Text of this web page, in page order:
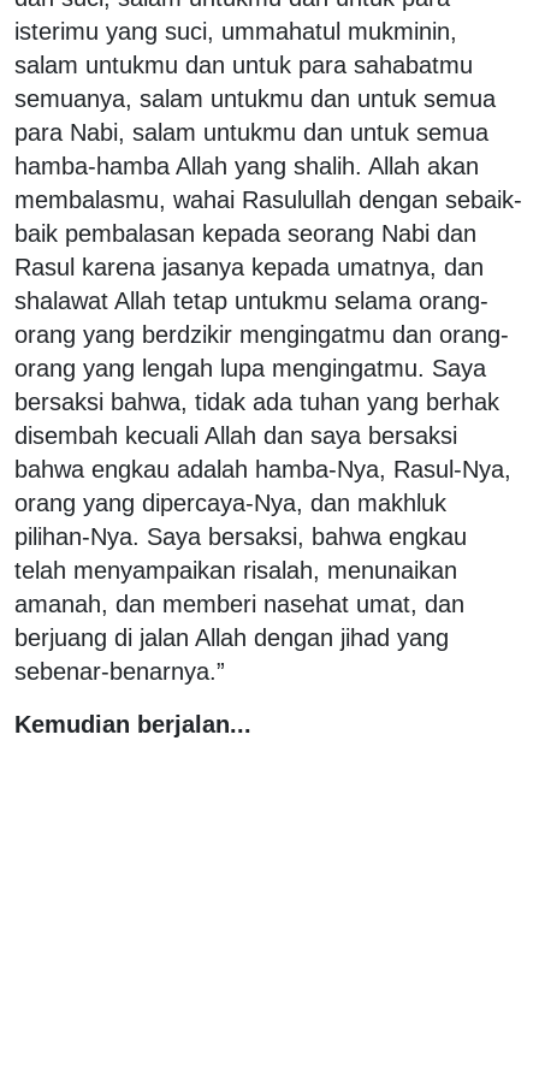
isterimu yang suci, ummahatul mukminin,
salam untukmu dan untuk para sahabatmu
semuanya, salam untukmu dan untuk semua
para Nabi, salam untukmu dan untuk semua
hamba-hamba Allah yang shalih. Allah akan
membalasmu, wahai Rasulullah dengan sebaik-
baik pembalasan kepada seorang Nabi dan
Rasul karena jasanya kepada umatnya, dan
shalawat Allah tetap untukmu selama orang-
orang yang berdzikir mengingatmu dan orang-
orang yang lengah lupa mengingatmu. Saya
bersaksi bahwa, tidak ada tuhan yang berhak
disembah kecuali Allah dan saya bersaksi
bahwa engkau adalah hamba-Nya, Rasul-Nya,
orang yang dipercaya-Nya, dan makhluk
pilihan-Nya. Saya bersaksi, bahwa engkau
telah menyampaikan risalah, menunaikan
amanah, dan memberi nasehat umat, dan
berjuang di jalan Allah dengan jihad yang
sebenar-benarnya.”
Kemudian berjalan...